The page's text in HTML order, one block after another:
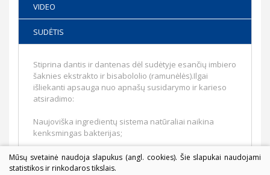
VIDEO
SUDĖTIS
Stiprina dantis ir dantenas dėl sudėtyje esančių imbiero
šaknies ekstrakto ir bisabololio (ramunėlės).Ilgai
išliekanti apsauga nuo apnašų susidarymo ir karieso
atsiradimo:
Naujoviška ingredientų sistema natūraliai naikina
kenksmingas bakterijas;
Fruorido ir izomalto junginys padeda emalio
remineralizcijai. Švelni, formulėje nėra: jokių
Mūsų svetainė naudoja slapukus (angl. cookies). Šie slapukai naudojami
statistikos ir rinkodaros tikslais.